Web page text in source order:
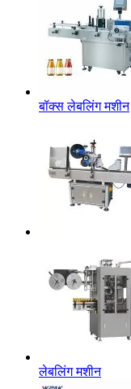
बॉक्स लेबलिंग मशीन
लेबलिंग मशीन